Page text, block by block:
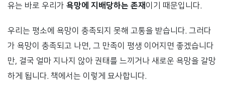
유는 바로 우리가 욕망에 지배당하는 존재 이기 때문입니다.
우리는 평소에 욕망이 충족되지 못해 고통을 받습니다. 그러다
가 욕망이 충족되고 나면, 그 만족이 평생 이어지면 좋겠습니다
만, 결국 얼마 지나지 않아 권태를 느끼거나 새로운 욕망을 갈망
하게 됩니다. 책에서는 이렇게 묘사합니다.